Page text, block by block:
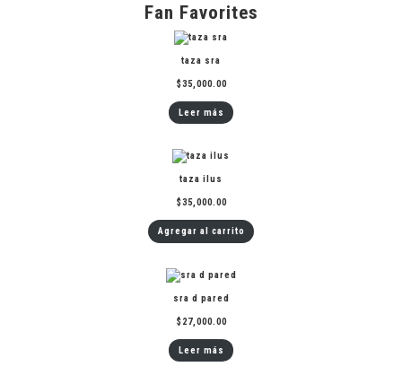
Fan Favorites
taza sra
$35,000.00
Leer más
taza ilus
$35,000.00
Agregar al carrito
sra d pared
$27,000.00
Leer más